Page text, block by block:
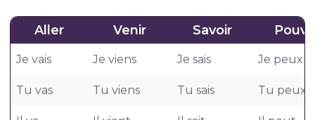
Aller Venir Savoir
Je vais Je viens Je sais Je peux
Tu vas Tu viens Tu sais Tu peux